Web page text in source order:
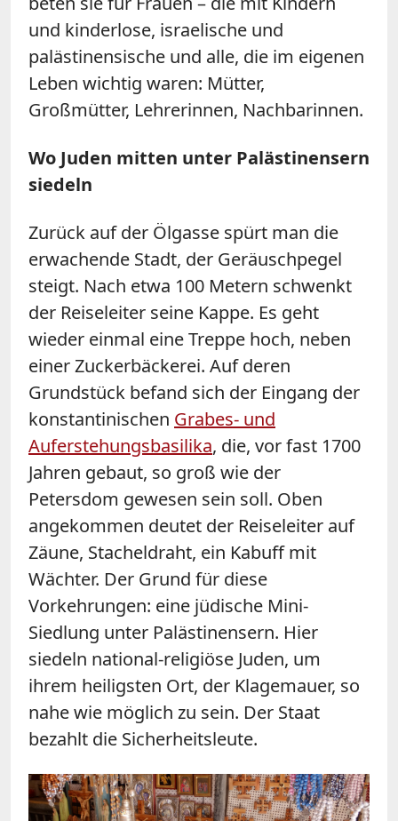
und kinderlose, israelische und
palästinensische und alle, die im eigenen
Leben wichtig waren: Mütter,
Großmütter, Lehrerinnen, Nachbarinnen.
Wo Juden mitten unter Palästinensern
siedeln
Zurück auf der Ölgasse spürt man die
erwachende Stadt, der Geräuschpegel
steigt. Nach etwa 100 Metern schwenkt
der Reiseleiter seine Kappe. Es geht
wieder einmal eine Treppe hoch, neben
einer Zuckerbäckerei. Auf deren
Grundstück befand sich der Eingang der
konstantinischen Grabes- und
Auferstehungsbasilika, die, vor fast 1700
Jahren gebaut, so groß wie der
Petersdom gewesen sein soll. Oben
angekommen deutet der Reiseleiter auf
Zäune, Stacheldraht, ein Kabuff mit
Wächter. Der Grund für diese
Vorkehrungen: eine jüdische Mini-
Siedlung unter Palästinensern. Hier
siedeln national-religiöse Juden, um
ihrem heiligsten Ort, der Klagemauer, so
nahe wie möglich zu sein. Der Staat
bezahlt die Sicherheitsleute.